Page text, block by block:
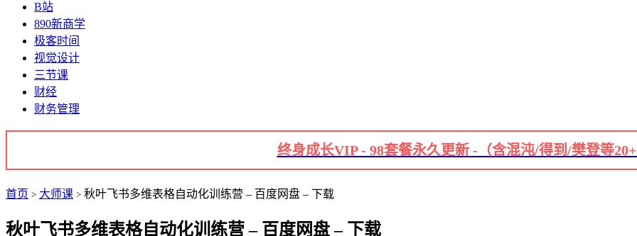
B站
890新商学
极客时间
视觉设计
三节课
财经
财务管理
终身成长VIP - 98套餐永久更新 -（含混沌/得到/樊登等
首页 > 大师课 > 秋叶飞书多维表格自动化训练营 – 百度网盘 – 下载
秋叶飞书多维表格自动化训练营 – 百度网盘 – 下载